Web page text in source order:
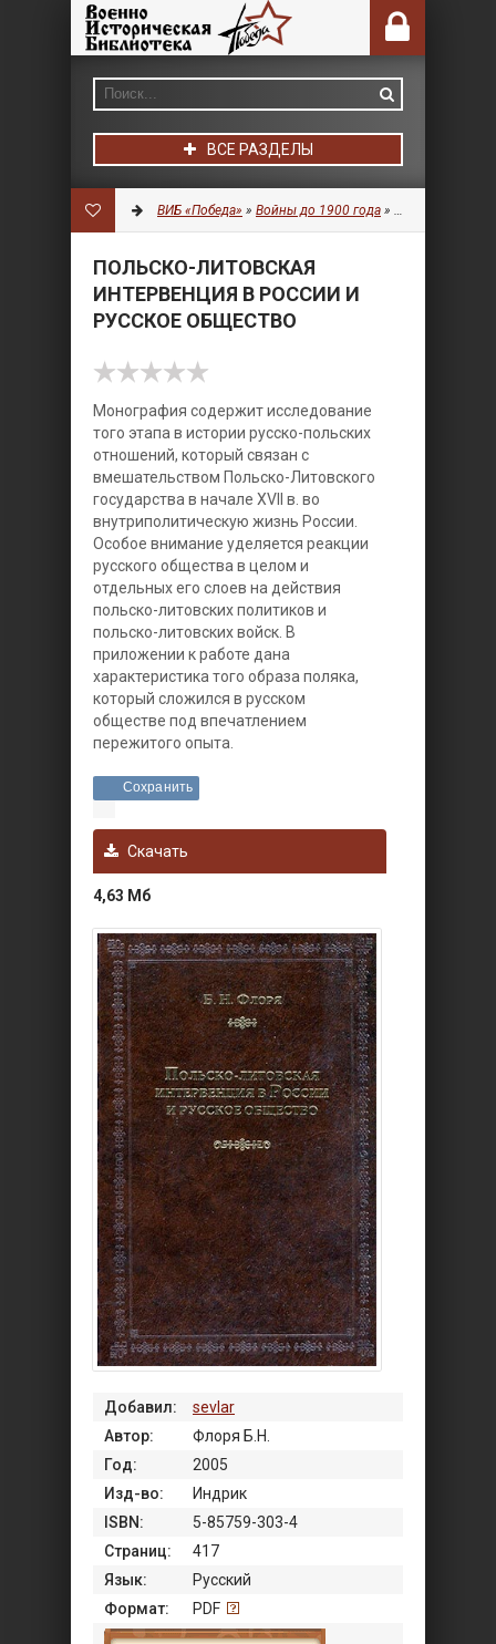
ВСЕ РАЗДЕЛЫ
ВИБ «Победа» » Войны до 1900 года » История
ПОЛЬСКО-ЛИТОВСКАЯ
ИНТЕРВЕНЦИЯ В РОССИИ И
РУССКОЕ ОБЩЕСТВО
Монография содержит исследование
того этапа в истории русско-польских
отношений, который связан с
вмешательством Польско-Литовского
государства в начале XVII в. во
внутриполитическую жизнь России.
Особое внимание уделяется реакции
русского общества в целом и
отдельных его слоев на действия
польско-литовских политиков и
польско-литовских войск. В
приложении к работе дана
характеристика того образа поляка,
который сложился в русском
обществе под впечатлением
пережитого опыта.
Сохранить
Скачать
4,63 Мб
Добавил:
sevlar
Автор:
Флоря Б.Н.
Год:
2005
Изд-во:
Индрик
ISBN:
5-85759-303-4
Страниц:
417
Язык:
Русский
Формат:
PDF